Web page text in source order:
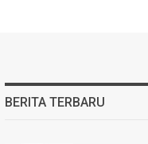
BERITA TERBARU